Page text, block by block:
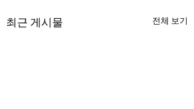
최근 게시물 전체 보기